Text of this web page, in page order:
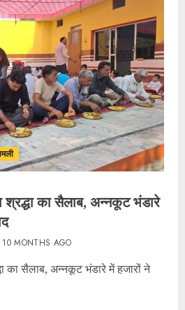
श्रद्धा का सैलाब, अन्नकूट भंडारे
10 MONTHS AGO
का सैलाब, अन्नकूट भंडारे में हजारों ने